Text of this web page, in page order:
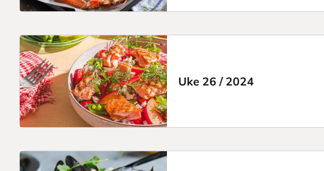
Uke 26 / 2024